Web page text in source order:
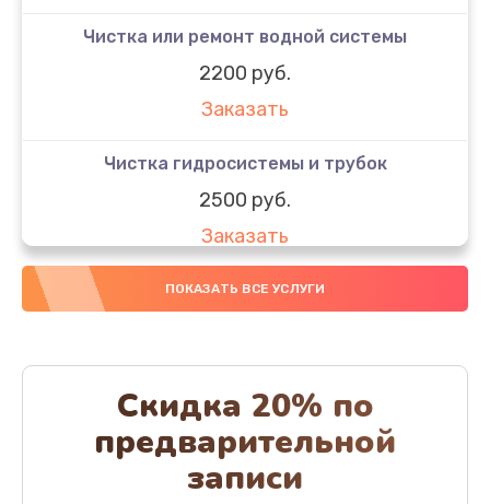
Чистка или ремонт водной системы
2200 руб.
Заказать
Чистка гидросистемы и трубок
2500 руб.
Заказать
Диагностика и программная настройка
Заказать
Настройка или замена термостата
1800 руб.
Заказать
ПОКАЗАТЬ ВСЕ УСЛУГИ
Скидка 20% по
предварительной
записи